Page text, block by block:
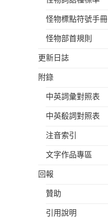
怪物標點符號手冊
怪物部首規則
更新日誌
附錄
中英詞彙對照表
中英殽詞對照表
注音索引
文字作品專區
回報
贊助
引用說明